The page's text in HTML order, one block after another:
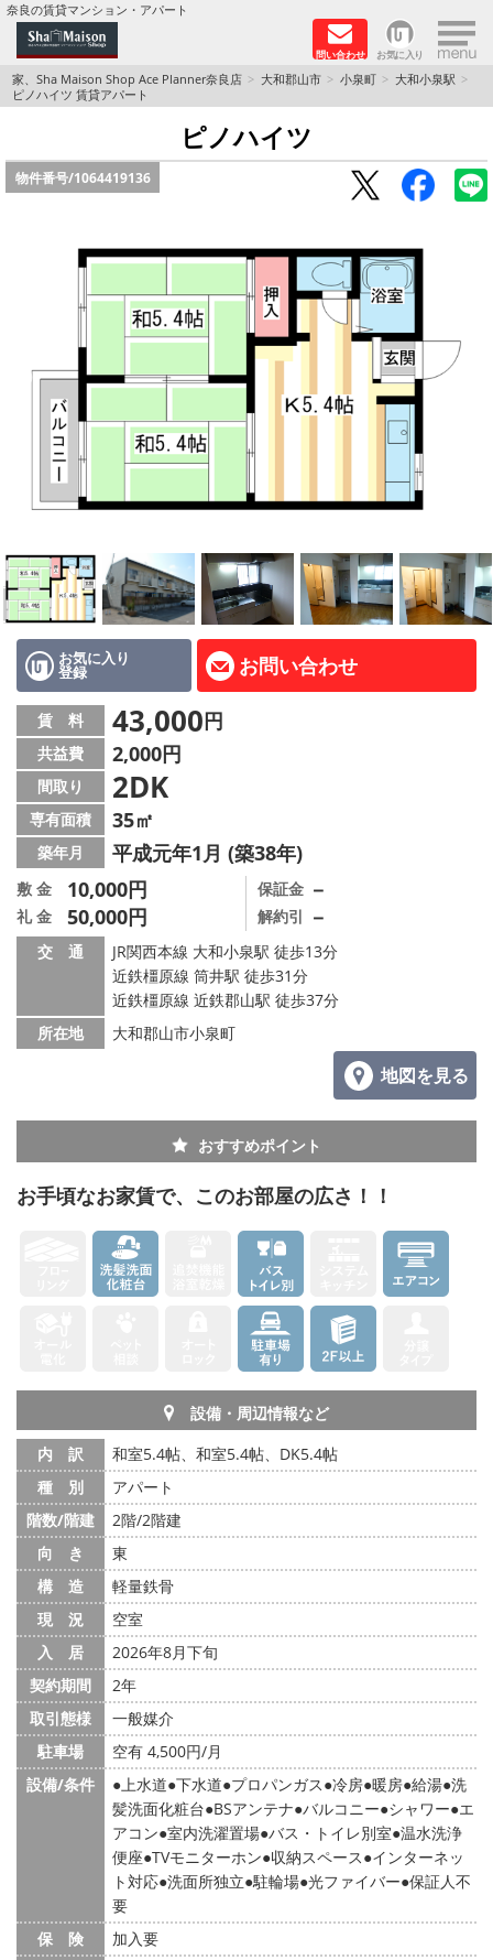
奈良の賃貸マンション・アパート
問い合わせ お気に入り ×
TOPページ
Foreigners welcome！
店長のおすすめ物件
積水ハウス Sha Maison 特集 (奈良北部、木津川
積水ハウス Sha Maison 特集 (奈良南部)
路線·駅から探す
地域から探す
地図から探す
AcePlanner公式ライン
SNS
スタッフ紹介
リフォーム のことなら！
オーナー様へ
住宅型有料老人 Ｆｌｅｕｒａｇｅ
店舗情報·アクセス
会社概要
メールでお問い合わせ
家、Sha Maison Shop Ace Planner奈良店 大和郡山市 小泉町
大和小泉駅
ピノハイツ 賃貸アパート
ピノハイツ
物件番号/1064419136
お気に入り
登録 お問い合わせ
賃 料 43,000円
共益費 2,000円
間取り 2DK
専有面積 35㎡
築年月 平成元年1月 (築38年)
敷 金 10,000円
礼 金 50,000円
保証金 －
解約引 －
交 通
JR関西本線 大和小泉駅 徒歩13分
近鉄橿原線 筒井駅 徒歩31分
近鉄橿原線 近鉄郡山駅 徒歩37分
所在地
大和郡山市小泉町
地図を見る
おすすめポイント
お手頃なお家賃で、このお部屋の広さ！！
設備・周辺情報など
内 訳
和室5.4帖、和室5.4帖、DK5.4帖
種 別
アパート
階数/階建
2階/2階建
向 き
東
構 造
軽量鉄骨
現 況
空室
入 居
2026年8月下旬
契約期間
2年
取引態様
一般媒介
駐車場
空有 4,500円/月
設備/条件
上水道 下水道 プロパンガス 冷房 暖房 給湯 洗
髪洗面化粧台 BSアンテナ バルコニー シャワー エ
アコン 室内洗濯置場 バス・トイレ別室 温水洗浄
便座 TVモニターホン 収納スペース インターネッ
ト対応 洗面所独立 駐輪場 光ファイバー 保証人不
要
保 険
加入要